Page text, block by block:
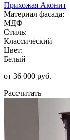
Прихожая Аконит
Материал фасада:
МДФ
Стиль:
Классический
Цвет:
Белый
от 36 000 руб.
Рассчитать